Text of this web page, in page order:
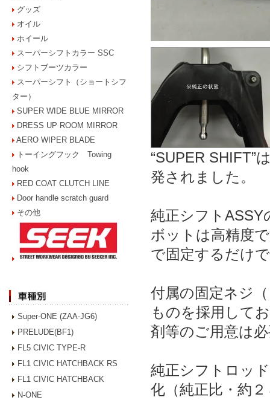
グッズ
オイル
ホイール
スーパーシフトカラー SSC
シフトブーツカラー
スーパーシフト（ショートシフ
ター）
SUPER WIDE BLUE MIRROR
DRESS UP ROOM MIRROR
AERO WIPER BLADE
トーイングフック Towing
hook
RED COAT CLUTCH LINE
Door handle scratch guard
その他
Super-ONE (ZAA-JG6)
PRELUDE(BF1)
FL5 CIVIC TYPE-R
FL1 CIVIC HATCHBACK RS
FL1 CIVIC HATCHBACK
N-ONE
“SUPER SHIFT”
発されました。
純正シフト
ボットは高精度
で固定するだけ
付属の固定ネジ
ものを採用して
剤等のご用意は
純正シフトロッ
化（純正比・約